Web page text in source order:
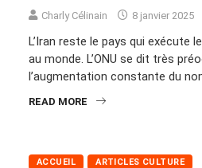
Charly Célinain 8 janvier 2025
L’Iran reste le pays qui exécute
au monde. L’ONU se dit très
l’augmentation constante du
READ MORE
ACCUEIL ARTICLES CULTURE